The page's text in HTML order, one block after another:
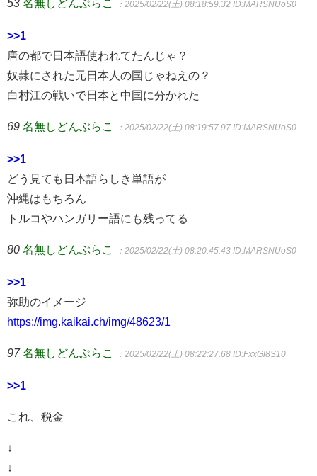
53 名無しどんぶらこ ：2025/02/22(土) 08:18:59.32 ID:MARSNUoS0
>>1
唐の都で日本語使われてたんじゃ？
奴隷にされた元日本人の国じゃねえの？
白村江の戦いで日本と中国に分かれた
69 名無しどんぶらこ ：2025/02/22(土) 08:19:57.97 ID:MARSNUoS0
>>1
どう見ても日本語らしき単語が
沖縄はもちろん
トルコやハンガリー語にも残ってる
80 名無しどんぶらこ ：2025/02/22(土) 08:20:45.43 ID:MARSNUoS0
>>1
弥助のイメージ
https://img.kaikai.ch/img/48623/1
97 名無しどんぶらこ ：2025/02/22(土) 08:22:27.68 ID:FxxGl8S10
>>1
これ、税金
↓
↓